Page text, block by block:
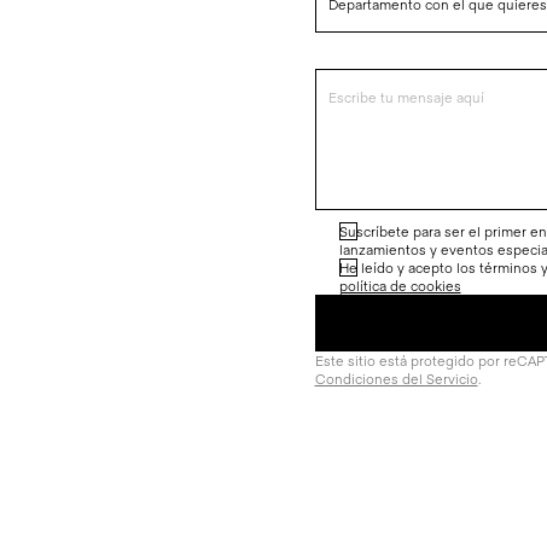
Suscríbete para ser el primer
lanzamientos y eventos
He leído y acepto los términos
política de cookies
Este sitio está protegido por
Condiciones del Servicio.